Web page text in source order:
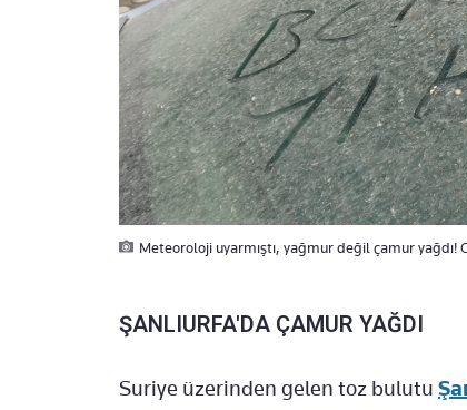
Meteoroloji uyarmıştı, yağmur değil çamur yağdı!
ŞANLIURFA'DA ÇAMUR YAĞDI
Suriye üzerinden gelen toz bulutu